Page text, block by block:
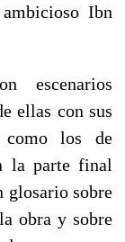
Ibn
escenarios
ellas con sus
como los de
la parte final
glosario sobre
obra y sobre